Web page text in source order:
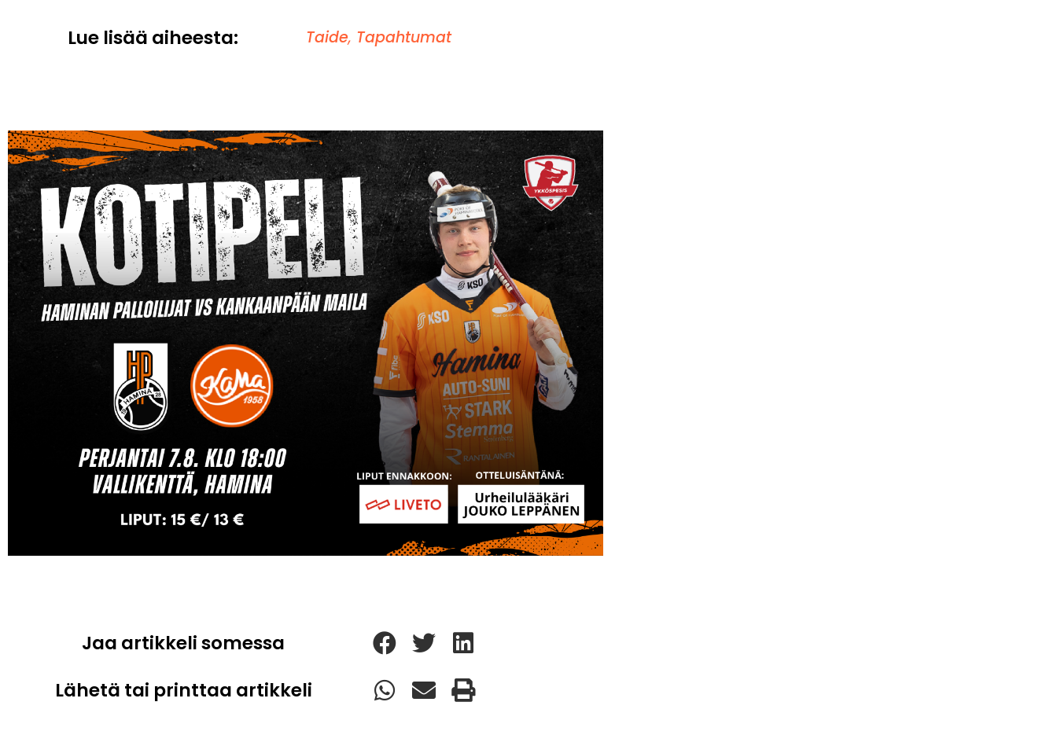
Lue lisää aiheesta: Taide, Tapahtumat
Jaa artikkeli somessa
Lähetä tai printtaa artikkeli